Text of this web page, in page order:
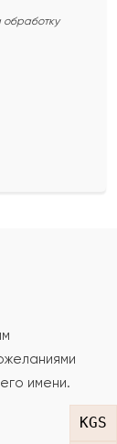
KGS
обработку
имени.